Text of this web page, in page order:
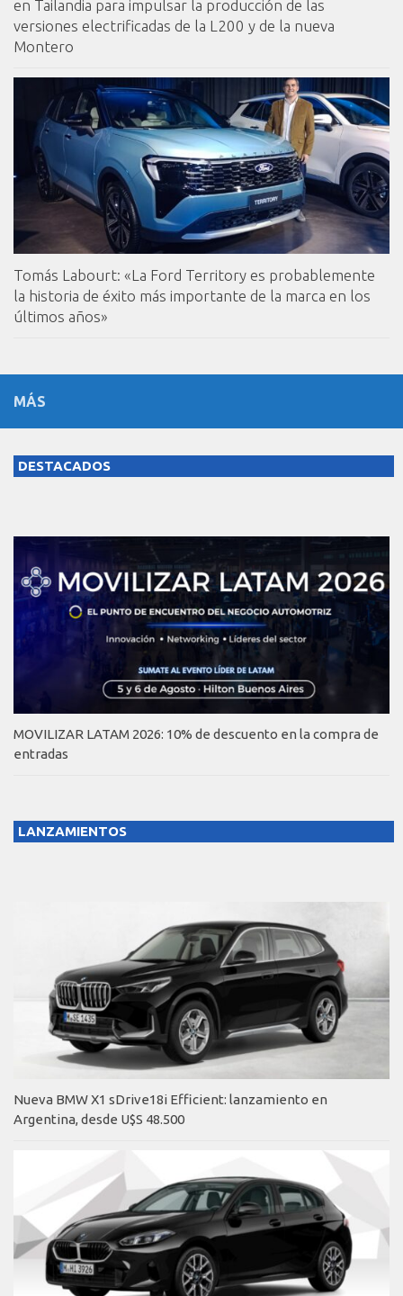
en Tailandia para impulsar la producción de las
versiones electrificadas de la L200 y de la nueva
Montero
Tomás Labourt: «La Ford Territory es probablemente
la historia de éxito más importante de la marca en los
últimos años»
MÁS
DESTACADOS
MOVILIZAR LATAM 2026: 10% de descuento en la compra de
entradas
LANZAMIENTOS
Nueva BMW X1 sDrive18i Efficient: lanzamiento en
Argentina, desde U$S 48.500